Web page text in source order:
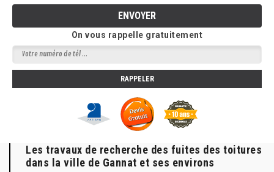
On vous rappelle gratuitement
Les travaux de recherche des fuites des toitures
dans la ville de Gannat et ses environs